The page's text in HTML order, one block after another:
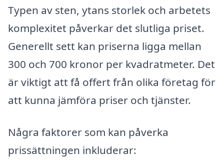
Typen av sten, ytans storlek och arbetets
komplexitet påverkar det slutliga priset.
Generellt sett kan priserna ligga mellan
300 och 700 kronor per kvadratmeter. Det
är viktigt att få offert från olika företag för
att kunna jämföra priser och tjänster.
Några faktorer som kan påverka
prissättningen inkluderar: